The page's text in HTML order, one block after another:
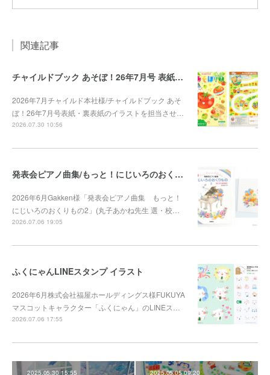
関連記事
チャイルドブック あそぼ！26年7月号 表紙・裏表紙
2026年7月チャイルド本社様/チャイルドブック あそ
ぼ！26年7月号表紙・裏表紙のイラストを担当させ…
2026.07.30 10:56
発表会ピアノ曲集/もっと！にじいろのおくりもの2
2026年6月Gakken様「発表会ピアノ曲集 もっと！
にじいろのおくりもの2」(丸子あかね先生 選・校…
2026.07.06 19:05
ふくにゃんLINEスタンプ イラスト
2026年6月株式会社福屋ホールディングス様FUKUYA
マスコットキャラクター「ふくにゃん」のLINEス…
2026.07.06 17:55
2025.05.30 15:55 2025.05.05 09:20